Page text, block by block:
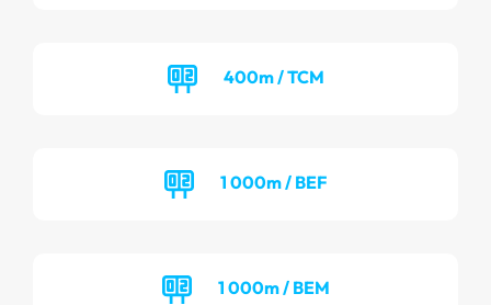
400m / TCM
1 000m / BEF
1 000m / BEM